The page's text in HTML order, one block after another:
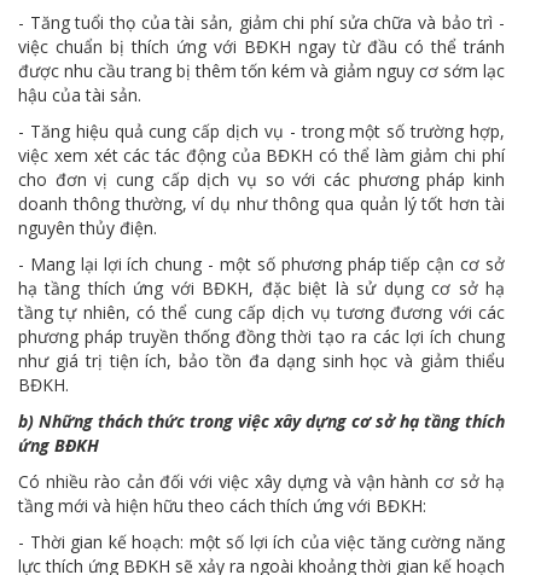
- Tăng tuổi thọ của tài sản, giảm chi phí sửa chữa và bảo trì -
việc chuẩn bị thích ứng với BĐKH ngay từ đầu có thể tránh
được nhu cầu trang bị thêm tốn kém và giảm nguy cơ sớm lạc
hậu của tài sản.
- Tăng hiệu quả cung cấp dịch vụ - trong một số trường hợp,
việc xem xét các tác động của BĐKH có thể làm giảm chi phí
cho đơn vị cung cấp dịch vụ so với các phương pháp kinh
doanh thông thường, ví dụ như thông qua quản lý tốt hơn tài
nguyên thủy điện.
- Mang lại lợi ích chung - một số phương pháp tiếp cận cơ sở
hạ tầng thích ứng với BĐKH, đặc biệt là sử dụng cơ sở hạ
tầng tự nhiên, có thể cung cấp dịch vụ tương đương với các
phương pháp truyền thống đồng thời tạo ra các lợi ích chung
như giá trị tiện ích, bảo tồn đa dạng sinh học và giảm thiểu
BĐKH.
b) Những thách thức trong việc xây dựng cơ sở hạ tầng thích
ứng BĐKH
Có nhiều rào cản đối với việc xây dựng và vận hành cơ sở hạ
tầng mới và hiện hữu theo cách thích ứng với BĐKH:
- Thời gian kế hoạch: một số lợi ích của việc tăng cường năng
lực thích ứng BĐKH sẽ xảy ra ngoài khoảng thời gian kế hoạch